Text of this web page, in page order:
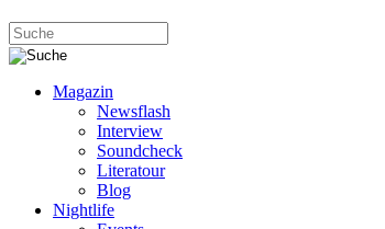
Magazin
Newsflash
Interview
Soundcheck
Literatour
Blog
Nightlife